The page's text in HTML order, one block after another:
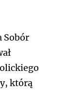
Sobór
którą